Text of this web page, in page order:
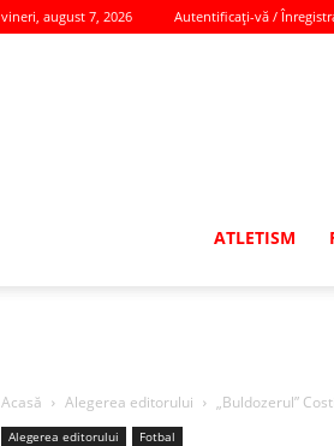
vineri, august 7, 2026 Autentificați-vă /
ATLETISM
Acasă Alegerea editorului „Buldozerul”
Alegerea editorului Fotbal